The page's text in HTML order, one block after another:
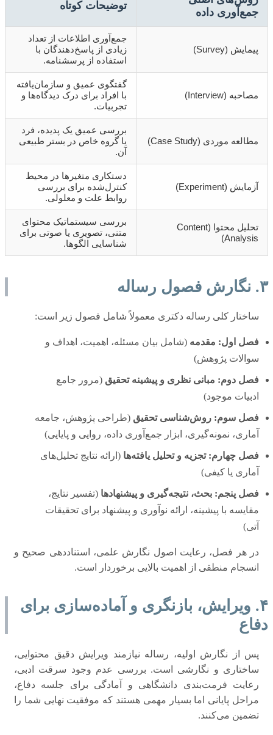
جمع‌آوری داده
توضیحات کوتاه
پیمایش (Survey)
جمع‌آوری اطلاعات از تعداد
زیادی از پاسخ‌دهندگان با
استفاده از پرسشنامه.
مصاحبه (Interview)
گفتگوی عمیق و سازمان‌یافته
با افراد برای درک دیدگاه‌ها و
تجربیات.
مطالعه موردی (Case Study)
بررسی عمیق یک پدیده، فرد
یا گروه خاص در بستر طبیعی
آن.
آزمایش (Experiment)
دستکاری متغیرها در محیط
کنترل‌شده برای بررسی
روابط علت و معلولی.
تحلیل محتوا (Content
Analysis)
بررسی سیستماتیک محتوای
متنی، تصویری یا صوتی برای
شناسایی الگوها.
۳. نگارش فصول رساله
ساختار کلی رساله دکتری معمولاً شامل فصول زیر است:
فصل اول: مقدمه (شامل بیان مسئله، اهمیت، اهداف و
سوالات پژوهش)
فصل دوم: مبانی نظری و پیشینه تحقیق (مرور جامع
ادبیات موجود)
فصل سوم: روش‌شناسی تحقیق (طراحی پژوهش، جامعه
آماری، نمونه‌گیری، ابزار جمع‌آوری داده، روایی و پایایی)
فصل چهارم: تجزیه و تحلیل یافته‌ها (ارائه نتایج تحلیل‌های
آماری یا کیفی)
فصل پنجم: بحث، نتیجه‌گیری و پیشنهادها (تفسیر نتایج،
مقایسه با پیشینه، ارائه نوآوری و پیشنهاد برای تحقیقات
آتی)
در هر فصل، رعایت اصول نگارش علمی، استناددهی صحیح و
انسجام منطقی از اهمیت بالایی برخوردار است.
۴. ویرایش، بازنگری و آماده‌سازی برای
دفاع
پس از نگارش اولیه، رساله نیازمند ویرایش دقیق محتوایی،
ساختاری و نگارشی است. بررسی عدم وجود سرقت ادبی،
رعایت فرمت‌بندی دانشگاهی و آمادگی برای جلسه دفاع،
مراحل پایانی اما بسیار مهمی هستند که موفقیت نهایی شما را
تضمین می‌کنند.